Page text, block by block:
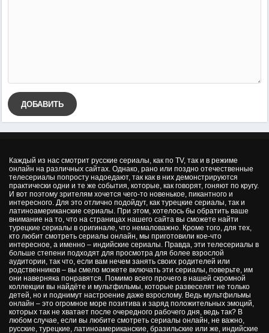
ДОБАВИТЬ
Каждый из нас смотрит русские сериалы, как по TV, так и в режиме
онлайн на различных сайтах. Однако, рано или поздно отечественные
телесериалы попросту надоедают, так как в них демонстрируются
практически одни и те же события, которые, как говорят, гоняют по кругу.
И вот поэтому зрителям хочется чего-то новенькое, пикантного и
интересного. Для это отлично подойдут, как турецкие сериалы, так и
латиноамериканские сериалы. При этом, хотелось бы обратить ваше
внимание на то, что на страницах нашего сайта вы сможете найти
турецкие сериалы в оригинале, что немаловажно. Кроме того, для тех,
кто любит смотреть сериалы онлайн, мы приготовили кое-что
интересное, а именно – индийские сериалы. Правда, эти телесериалы в
больше степени подходят для просмотра для более взрослой
аудитории, так что, если вам нечем занять своих родителей или
родственников – вы смело можете включать эти сериалы, поверьте, им
они наверняка понравятся. Помимо всего прочего в нашей скромной
коллекции вы найдёте и мультфильмы, которые развеселят не только
детей, но и поднимут настроение даже взрослому. Ведь мультфильмы
онлайн – это огромное море позитива и заряд положительных эмоций,
которых так не хватает после очередного рабочего дня, ведь так? В
любом случае, если вы любите смотреть сериалы онлайн, не важно,
русские, турецкие, латиноамериканские, бразильские или же, индийские